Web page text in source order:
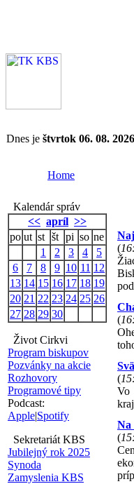
Dnes je štvrtok 06. 08. 2026
Home
Kalendár správ
<< apríl >>
po ut st št pi so ne
1
2 3 4
5
6
7 8 9 10 11 12
13 14 15 16 17 18 19
20 21 22 23 24 25 26
27 28 29 30
Život Cirkvi
Program biskupov
Pozvánky na akcie
Rozhovory
Programové tipy
Podcast:
Apple|Spotify
Sekretariát KBS
Jubilejný rok 2025
Synoda
Zamyslenia KBS
(
(
(
Vo
Na
(